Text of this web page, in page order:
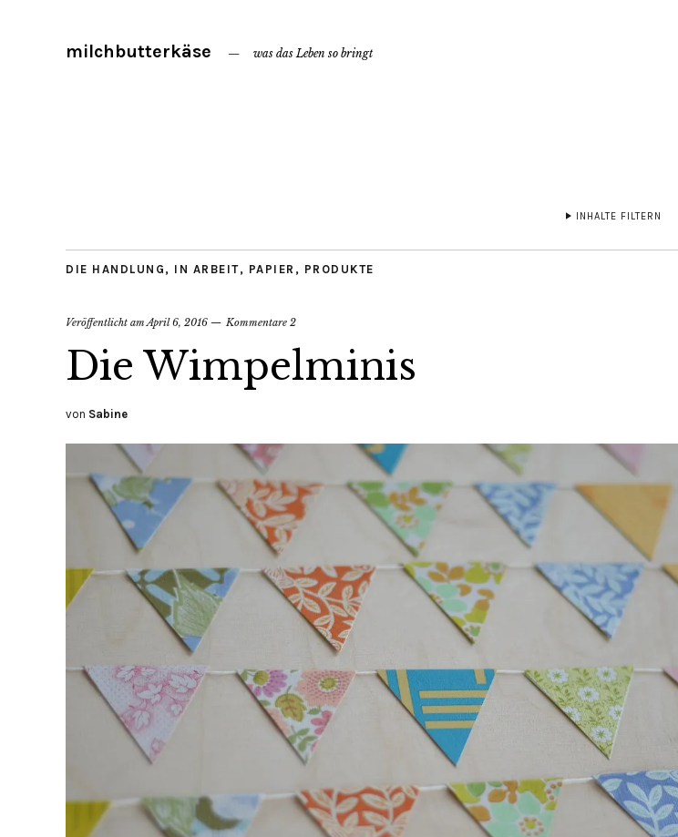
milchbutterkäse was das Leben so bringt
INHALTE FILTERN
DIE HANDLUNG , IN ARBEIT, PAPIER , PRODUKTE
Veröffentlicht amApril 6, 2016 Kommentare 2
Die Wimpelminis
von Sabine